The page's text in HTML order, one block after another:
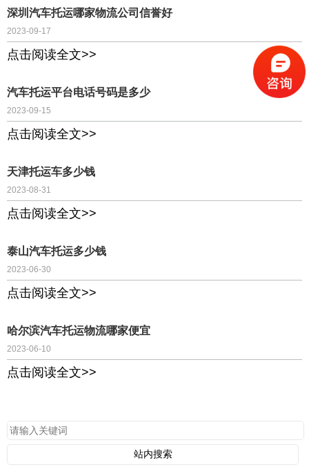
深圳汽车托运哪家物流公司信誉好
2023-09-17
点击阅读全文>>
汽车托运平台电话号码是多少
2023-09-15
点击阅读全文>>
天津托运车多少钱
2023-08-31
点击阅读全文>>
泰山汽车托运多少钱
2023-06-30
点击阅读全文>>
哈尔滨汽车托运物流哪家便宜
2023-06-10
点击阅读全文>>